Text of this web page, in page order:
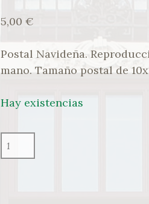
5,00 €
Postal Navideña.
mano. Tamaño postal de
Hay existencias
POSTAL